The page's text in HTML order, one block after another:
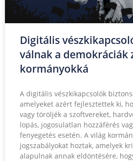
Digitális
válnak a demokráciák
kormányokká
A digitális vészkikapcsolók
amelyeket azért fejlesztettek ki,
vagy töröljék a szoftvereket,
lopás, jogosulatlan hozzáférés
fenyegetés esetén. A világ
jogszabályokat hoztak, amelyek
alapulnak annak eldöntésére,